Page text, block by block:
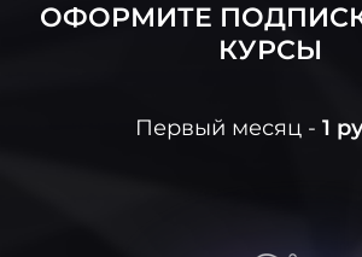
ОФОРМИТЕ
КУРСЫ
Первый месяц - 1